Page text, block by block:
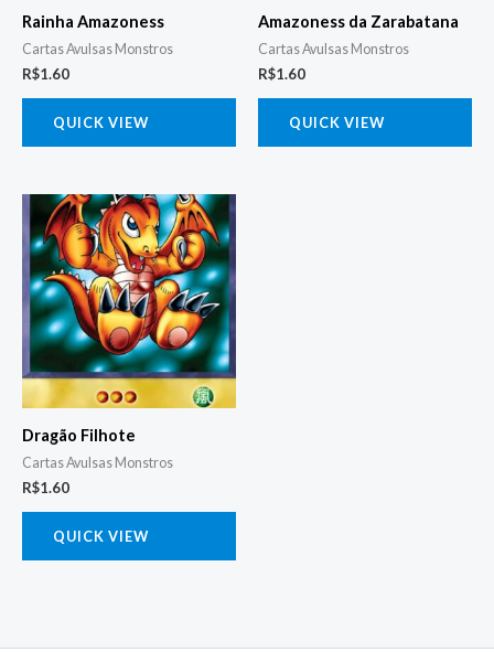
Rainha Amazoness
Cartas Avulsas Monstros
R$1.60
QUICK VIEW
Amazoness da Zarabatana
Cartas Avulsas Monstros
R$1.60
QUICK VIEW
Dragão Filhote
Cartas Avulsas Monstros
R$1.60
QUICK VIEW